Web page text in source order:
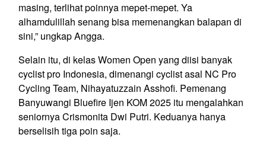
masing, terlihat poinnya mepet-mepet. Ya
alhamdulillah senang bisa memenangkan balapan di
sini,” ungkap Angga.
Selain itu, di kelas Women Open yang diisi banyak
cyclist pro Indonesia, dimenangi cyclist asal NC Pro
Cycling Team, Nihayatuzzain Asshofi. Pemenang
Banyuwangi Bluefire Ijen KOM 2025 itu mengalahkan
seniornya Crismonita Dwi Putri. Keduanya hanya
berselisih tiga poin saja.